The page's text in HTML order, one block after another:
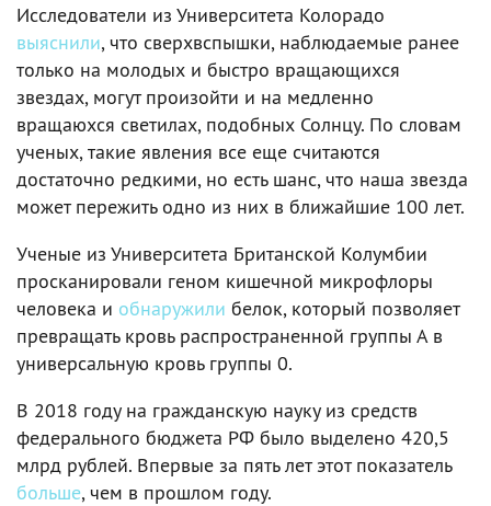
Исследователи из Университета Колорадо
выяснили, что сверхвспышки, наблюдаемые ранее
только на молодых и быстро вращающихся
звездах, могут произойти и на медленно
вращаюхся светилах, подобных Солнцу. По словам
ученых, такие явления все еще считаются
достаточно редкими, но есть шанс, что наша звезда
может пережить одно из них в ближайшие 100 лет.
Ученые из Университета Британской Колумбии
просканировали геном кишечной микрофлоры
человека и обнаружили белок, который позволяет
превращать кровь распространенной группы А в
универсальную кровь группы 0.
В 2018 году на гражданскую науку из средств
федерального бюджета РФ было выделено 420,5
млрд рублей. Впервые за пять лет этот показатель
больше, чем в прошлом году.